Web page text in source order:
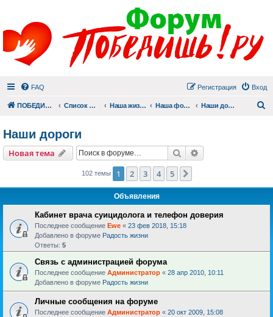
FAQ Вход
Регистрация
ПОБЕДИШЬ.РУ Список форумов Наша жизнь (не всё же о суициде!) Наша фотогалерея Наши дороги
Наши дороги
Новая тема Поиск
102 темы 1 2 3 4 5
Объявления
Кабинет врача суицидолога и телефон доверия
Последнее сообщение Ewe « 23 фев 2018, 15:18
Добавлено в форуме Радость жизни
Ответы: 5
Связь с администрацией форума
Последнее сообщение Администратор « 28 апр 2010, 10:11
Добавлено в форуме Радость жизни
Личные сообщения на форуме
Последнее сообщение Администратор « 20 окт 2009, 15:08